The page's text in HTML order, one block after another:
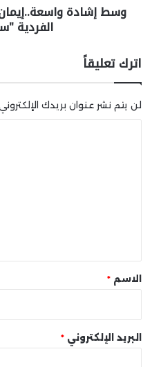
وسط إشادة
الفردية
اترك تعليقاً
لن يتم نشر عنوان بريدك الإلكتروني.
* الاسم *
البريد الإلكتروني *